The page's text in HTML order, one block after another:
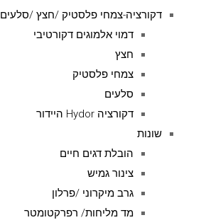
דקורציה-צמחי פלסטיק /חצץ /סלעים
דמוי אלמוגים דקורטיבי
חצץ
צמחי פלסטיק
סלעים
דקורציה Hydor היידור
שונות
הובלת דגים חיים
צינור גמיש
גרב מיקרוני /פרלון
מד מליחות/ רפרקטומטר